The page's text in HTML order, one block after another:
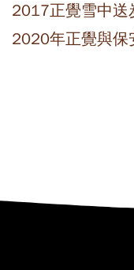
2017正覺雪中送
2020年正覺與保